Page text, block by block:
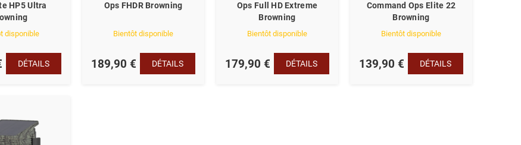
HP5 Ultra
disponible
DÉTAILS
Ops FHDR Browning
Bientôt disponible
189,90 € DÉTAILS
Ops Full HD Extreme
Browning
Bientôt disponible
179,90 € DÉTAILS
Command Ops Elite 22
Browning
Bientôt disponible
139,90 € DÉTAILS